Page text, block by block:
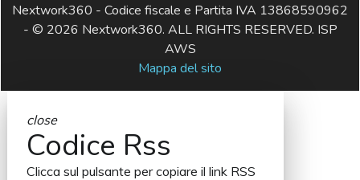
Nextwork360 - Codice fiscale e Partita IVA 13868590962
- © 2026 Nextwork360. ALL RIGHTS RESERVED. ISP
AWS
Mappa del sito
close
Codice Rss
Clicca sul pulsante per copiare il link RSS